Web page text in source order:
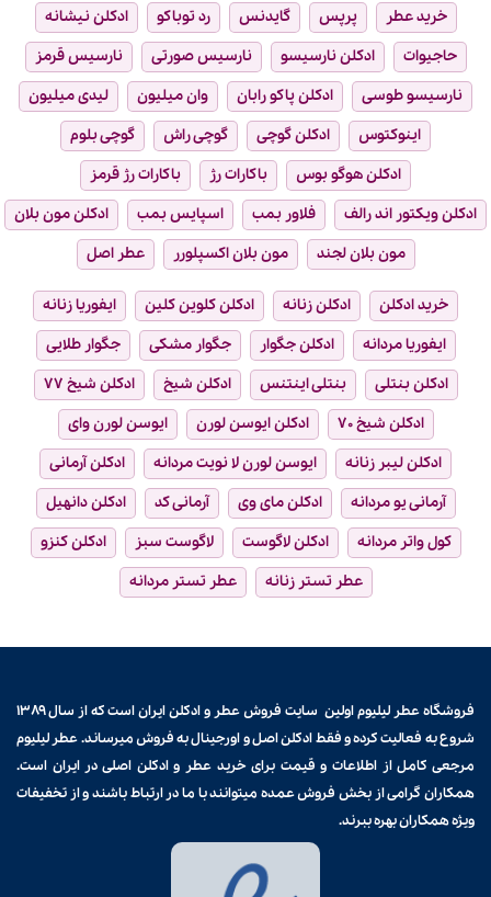
خرید عطر پرپس گایدنس رد توباکو
ادکلن نیشانه
حاجیوات
ادکلن نارسیسو نارسیس صورتی
نارسیس قرمز
نارسیسو طوسی
ادکلن پاکو رابان وان میلیون
لیدی میلیون
اینوکتوس
ادکلن گوچی گوچی راش
گوچی بلوم
ادکلن هوگو بوس
باکارات رژ
باکارات رژ قرمز
ادکلن ویکتور اند رالف
فلاور بمب اسپایس بمب
ادکلن مون بلان
مون بلان لجند
مون بلان اکسپلورر عطر اصل
خرید ادکلن ادکلن زنانه ادکلن کلوین کلین
ایفوریا زنانه
ایفوریا مردانه
ادکلن جگوار جگوار مشکی
جگوار طلایی
ادکلن بنتلی
بنتلی اینتنس ادکلن شیخ
ادکلن شیخ ۷۷
ادکلن شیخ ۷۰
ادکلن ایوسن لورن
ایوسن لورن وای
ادکلن لیبر زنانه
ایوسن لورن لا نویت مردانه
ادکلن آرمانی
آرمانی یو مردانه
ادکلن مای وی آرمانی کد
ادکلن دانهیل
کول واتر مردانه
ادکلن لاگوست لاگوست سبز
ادکلن کنزو
عطر تستر زنانه
عطر تستر مردانه
فروشگاه عطر لیلیوم اولین سایت فروشعطر و ادکلن
ایران است که از سال ۱۳۸۹
شروع به فعالیت کرده و فقط ادکلن اصل و اورجینال به فروش میرساند. عطر لیلیوم
مرجعی کامل از اطلاعات و قیمت برایخرید عطر و ادکلن اصلی در ایران است.
همکاران گرامی از بخش فروش عمده میتوانند با ما در ارتباط باشند و از تخفیفات
ویژه همکاران بهره ببرند.